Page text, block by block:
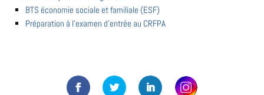
BTS économie sociale et familiale (ESF)
Préparation à l'examen d'entrée au CRFPA